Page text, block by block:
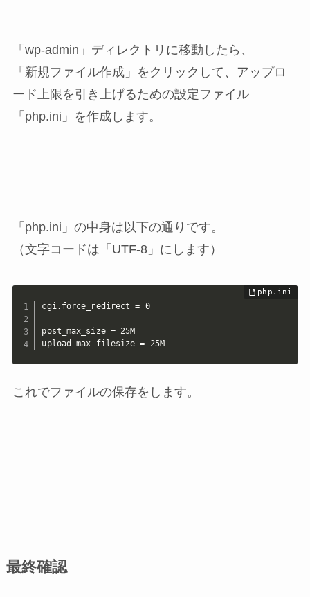
「wp-admin」ディレクトリに移動したら、
「新規ファイル作成」をクリックして、アップロ
ード上限を引き上げるための設定ファイル
「php.ini」を作成します。
「php.ini」の中身は以下の通りです。
（文字コードは「UTF-8」にします）
cgi.force_redirect = 0
post_max_size = 25M
upload_max_filesize = 25M
これでファイルの保存をします。
最終確認